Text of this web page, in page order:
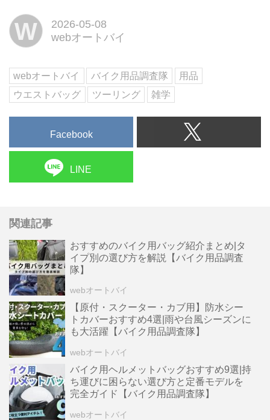
の転倒時を考えた収納術、雨に強
ブをし...
W
2026-05-08
webオートバイ
webオートバイ バイク用品調査隊
用品
ウエストバッグ
ツーリング 雑学
Facebook
LINE
関連記事
おすすめのバイク用バッグ紹介まとめ|タ
イプ別の選び方を解説【バイク用品調査
隊】
webオートバイ
【原付・スクーター・カブ用】防水シー
トカバーおすすめ4選|雨や台風シーズンに
も大活躍【バイク用品調査隊】
webオートバイ
バイク用ヘルメットバッグおすすめ9選|持
ち運びに困らない選び方と定番モデルを
完全ガイド【バイク用品調査隊】
webオートバイ